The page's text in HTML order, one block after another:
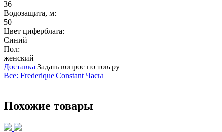
36
Водозащита, м:
50
Цвет циферблата:
Синий
Пол:
женский
Доставка Задать вопрос по товару
Все: Frederique Constant Часы
Похожие товары